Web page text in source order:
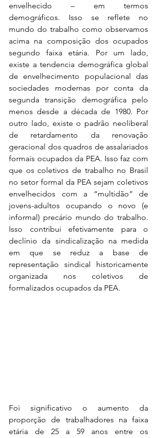
envelhecido – em termos
demográficos. Isso se reflete no
mundo do trabalho como observamos
acima na composição dos ocupados
segundo faixa etária. Por um lado,
existe a tendencia demográfica global
de envelhecimento populacional das
sociedades modernas por conta da
segunda transição demográfica pelo
menos desde a década de 1980. Por
outro lado, existe o padrão neoliberal
de retardamento da renovação
geracional dos quadros de assalariados
formais ocupados da PEA. Isso faz com
que os coletivos de trabalho no Brasil
no setor formal da PEA sejam coletivos
envelhecidos com a “multidão” de
jovens-adultos ocupando o novo (e
informal) precário mundo do trabalho.
Isso contribui efetivamente para o
declínio da sindicalização na medida
em que se reduz a base de
representação sindical historicamente
organizada nos coletivos de
formalizados ocupados da PEA.
Foi significativo o aumento da
proporção de trabalhadores na faixa
etária de 25 a 59 anos entre os